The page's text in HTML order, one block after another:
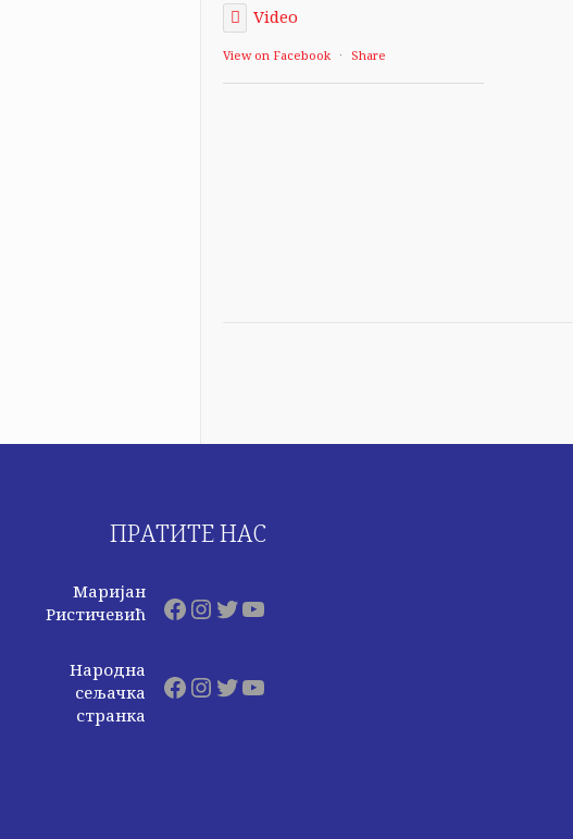
Video
View on Facebook · Share
ПРАТИТЕ НАС
Facebook
Instagram
Twitter
YouTube
Маријан
Ристичевић
Facebook
Instagram
Twitter
YouTube
Народна
сељачка
странка